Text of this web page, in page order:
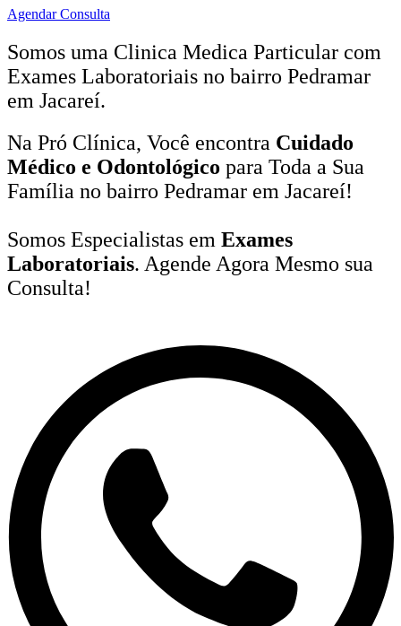
Agendar Consulta
Somos uma Clinica Medica Particular com
Exames Laboratoriais no bairro Pedramar
em Jacareí.
Na Pró Clínica, Você encontra Cuidado
Médico e Odontológico para Toda a Sua
Família no bairro Pedramar em Jacareí!
Somos Especialistas em Exames
Laboratoriais. Agende Agora Mesmo sua
Consulta!